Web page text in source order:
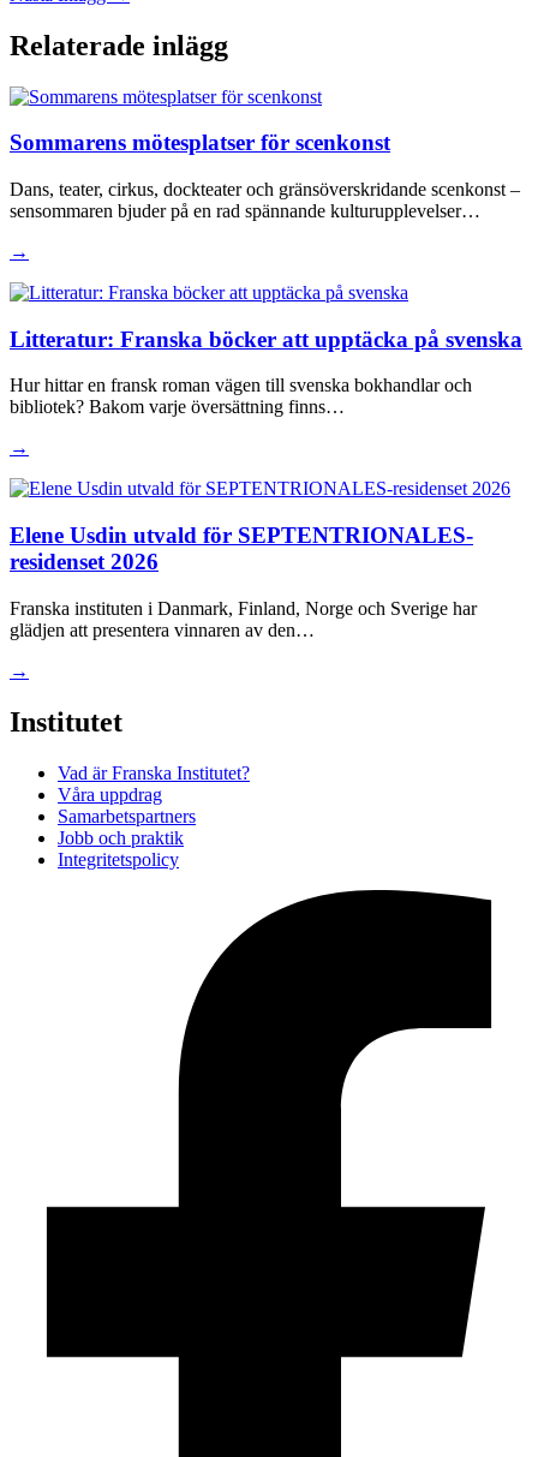
Relaterade inlägg
Sommarens mötesplatser för scenkonst
Dans, teater, cirkus, dockteater och gränsöverskridande scenkonst –
sensommaren bjuder på en rad spännande kulturupplevelser…
→
Litteratur: Franska böcker att upptäcka på svenska
Hur hittar en fransk roman vägen till svenska bokhandlar och
bibliotek? Bakom varje översättning finns…
→
Elene Usdin utvald för SEPTENTRIONALES-
residenset 2026
Franska instituten i Danmark, Finland, Norge och Sverige har
glädjen att presentera vinnaren av den…
→
Institutet
Vad är Franska Institutet?
Våra uppdrag
Samarbetspartners
Jobb och praktik
Integritetspolicy